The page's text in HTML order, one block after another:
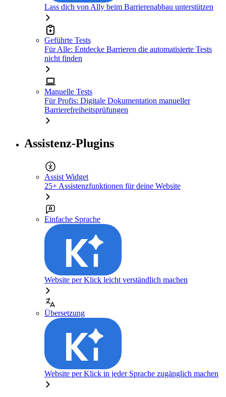
Lass dich von Ally beim Barrierenabbau unterstützen
Geführte Tests
Für Alle: Entdecke Barrieren die automatisierte Tests
nicht finden
Manuelle Tests
Für Profis: Digitale Dokumentation manueller
Barrierefreiheitsprüfungen
Assistenz-Plugins
Assist Widget
25+ Assistenzfunktionen für deine Website
Einfache Sprache
Website per Klick leicht verständlich machen
Übersetzung
Website per Klick in jeder Sprache zugänglich machen